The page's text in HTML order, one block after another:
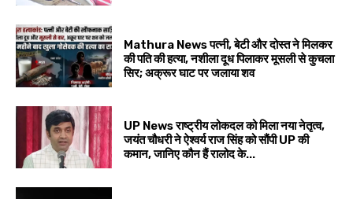
Mathura News पत्नी, बेटी और दोस्त ने मिलकर
की पति की हत्या, नशीला दूध पिलाकर मूसली से कुचला
सिर; अक्रूर घाट पर जलाया शव
UP News राष्ट्रीय लोकदल को मिला नया नेतृत्व,
जयंत चौधरी ने ऐश्वर्य राज सिंह को सौंपी UP की
कमान, जानिए कौन हैं रालोद के...